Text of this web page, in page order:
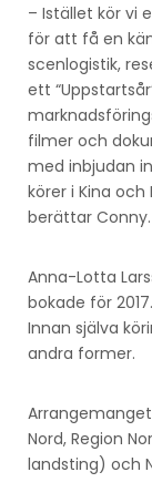
– Istället kör vi
för att få en
scenlogistik,
ett
filmer och
med inbjudan
körer i Kina
berättar Conny.
Anna-Lotta
bokade för
Innan själva
andra former.
Nord, Region
landsting) och